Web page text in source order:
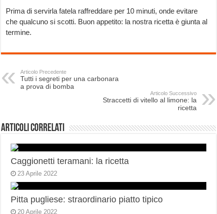
Prima di servirla fatela raffreddare per 10 minuti, onde evitare
che qualcuno si scotti. Buon appetito: la nostra ricetta è giunta al
termine.
Articolo Precedente
Tutti i segreti per una carbonara
a prova di bomba
Articolo Successivo
Straccetti di vitello al limone: la
ricetta
Articoli correlati
Caggionetti teramani: la ricetta
23 Aprile 2022
Pitta pugliese: straordinario piatto tipico
20 Aprile 2022